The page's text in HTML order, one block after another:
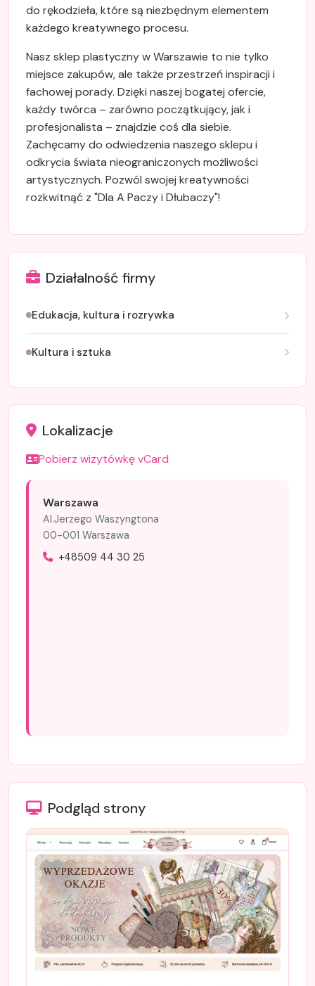
do rękodzieła, które są niezbędnym elementem
każdego kreatywnego procesu.
Nasz sklep plastyczny w Warszawie to nie tylko
miejsce zakupów, ale także przestrzeń inspiracji i
fachowej porady. Dzięki naszej bogatej ofercie,
każdy twórca – zarówno początkujący, jak i
profesjonalista – znajdzie coś dla siebie.
Zachęcamy do odwiedzenia naszego sklepu i
odkrycia świata nieograniczonych możliwości
artystycznych. Pozwól swojej kreatywności
rozkwitnąć z "Dla A Paczy i Dłubaczy"!
Działalność firmy
Edukacja, kultura i rozrywka
Kultura i sztuka
Lokalizacje
Pobierz wizytówkę vCard
Warszawa
Al.Jerzego Waszyngtona
00-001 Warszawa
+48509 44 30 25
Podgląd strony